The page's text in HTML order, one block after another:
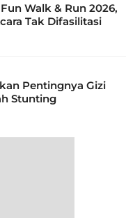
Walk & Run 2026,
Tak Difasilitasi
Pentingnya Gizi
Stunting